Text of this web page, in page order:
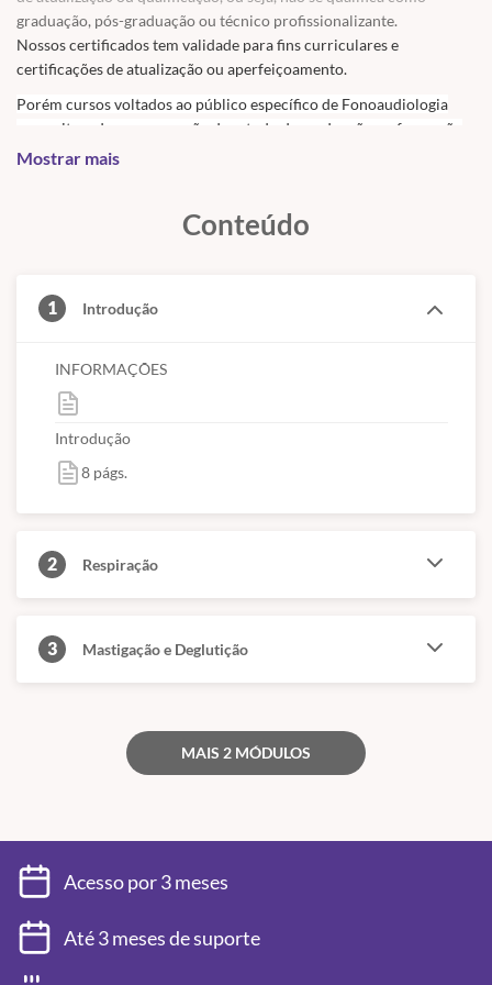
graduação, pós-graduação ou técnico profissionalizante.
Nossos certificados tem validade para fins curriculares e
certificações de atualização ou aperfeiçoamento.
Porém cursos voltados ao público específico de Fonoaudiologia
necessitam de
comprovação de estudo da graduação ou formação
profissional para recebimento da certificação
Mostrar mais
Conteúdo
1 Introdução
INFORMAÇÕES
Introdução
8 págs.
2 Respiração
3 Mastigação e Deglutição
MAIS 2 MÓDULOS
Acesso por 3 meses
Até 3 meses de suporte